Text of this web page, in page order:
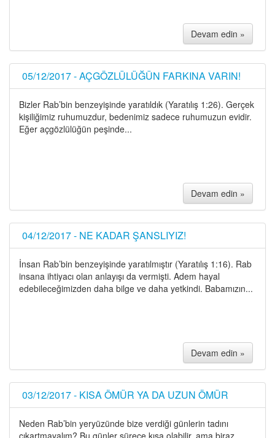
Devam edin »
05/12/2017 - AÇGÖZLÜLÜĞÜN FARKINA VARIN!
Bizler Rab’bin benzeyişinde yaratıldık (Yaratılış 1:26). Gerçek
kişiliğimiz ruhumuzdur, bedenimiz sadece ruhumuzun evidir.
Eğer açgözlülüğün peşinde...
Devam edin »
04/12/2017 - NE KADAR ŞANSLIYIZ!
İnsan Rab’bin benzeyişinde yaratılmıştır (Yaratılış 1:16). Rab
insana ihtiyacı olan anlayışı da vermişti. Adem hayal
edebileceğimizden daha bilge ve daha yetkindi. Babamızın...
Devam edin »
03/12/2017 - KISA ÖMÜR YA DA UZUN ÖMÜR
Neden Rab’bin yeryüzünde bize verdiği günlerin tadını
çıkartmayalım? Bu günler sürece kısa olabilir, ama biraz